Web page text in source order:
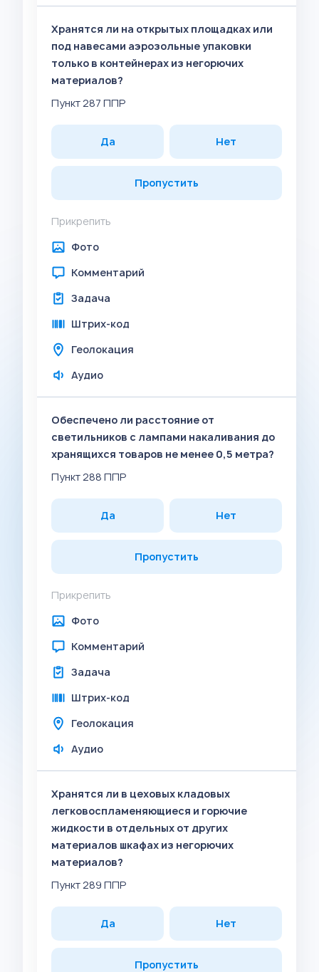
Хранятся ли на открытых площадках или
под навесами аэрозольные упаковки
только в контейнерах из негорючих
материалов?
Пункт 287 ППР
Да Нет
Пропустить
Прикрепить
Фото
Комментарий
Задача
Штрих-код
Геолокация
Аудио
Обеспечено ли расстояние от
светильников с лампами накаливания до
хранящихся товаров не менее 0,5 метра?
Пункт 288 ППР
Да Нет
Пропустить
Прикрепить
Фото
Комментарий
Задача
Штрих-код
Геолокация
Аудио
Хранятся ли в цеховых кладовых
легковоспламеняющиеся и горючие
жидкости в отдельных от других
материалов шкафах из негорючих
материалов?
Пункт 289 ППР
Да Нет
Пропустить